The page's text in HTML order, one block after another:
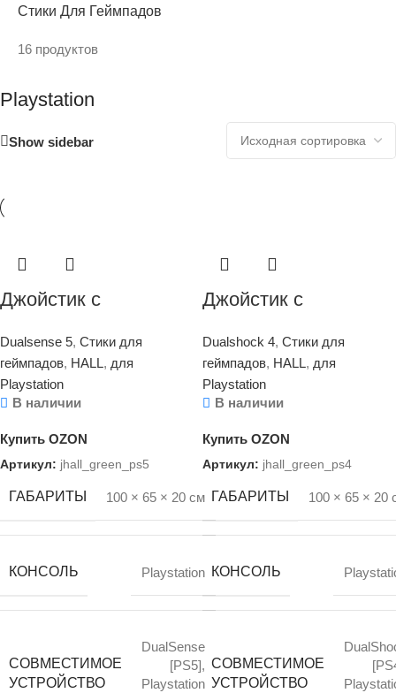
Стики Для Геймпадов
16 продуктов
Playstation
Show sidebar
Джойстик с
Холла/HALL
(DualSense 5) — 2шт
Dualsense 5, Стики для
геймпадов, HALL, для
Playstation
В наличии
Купить OZON
Артикул: jhall_green_ps5
ГАБАРИТЫ 100 × 65 × 20 см
КОНСОЛЬ Playstation
СОВМЕСТИМОЕ
УСТРОЙСТВО
DualSense
[PS5],
Playstation
Джойстик с
Холла/HALL
(Dualshock 4) — 2шт
Dualshock 4, Стики для
геймпадов, HALL, для
Playstation
В наличии
Купить OZON
Артикул: jhall_green_ps4
ГАБАРИТЫ 100 × 65 × 20
КОНСОЛЬ
СОВМЕСТИМОЕ
УСТРОЙСТВО